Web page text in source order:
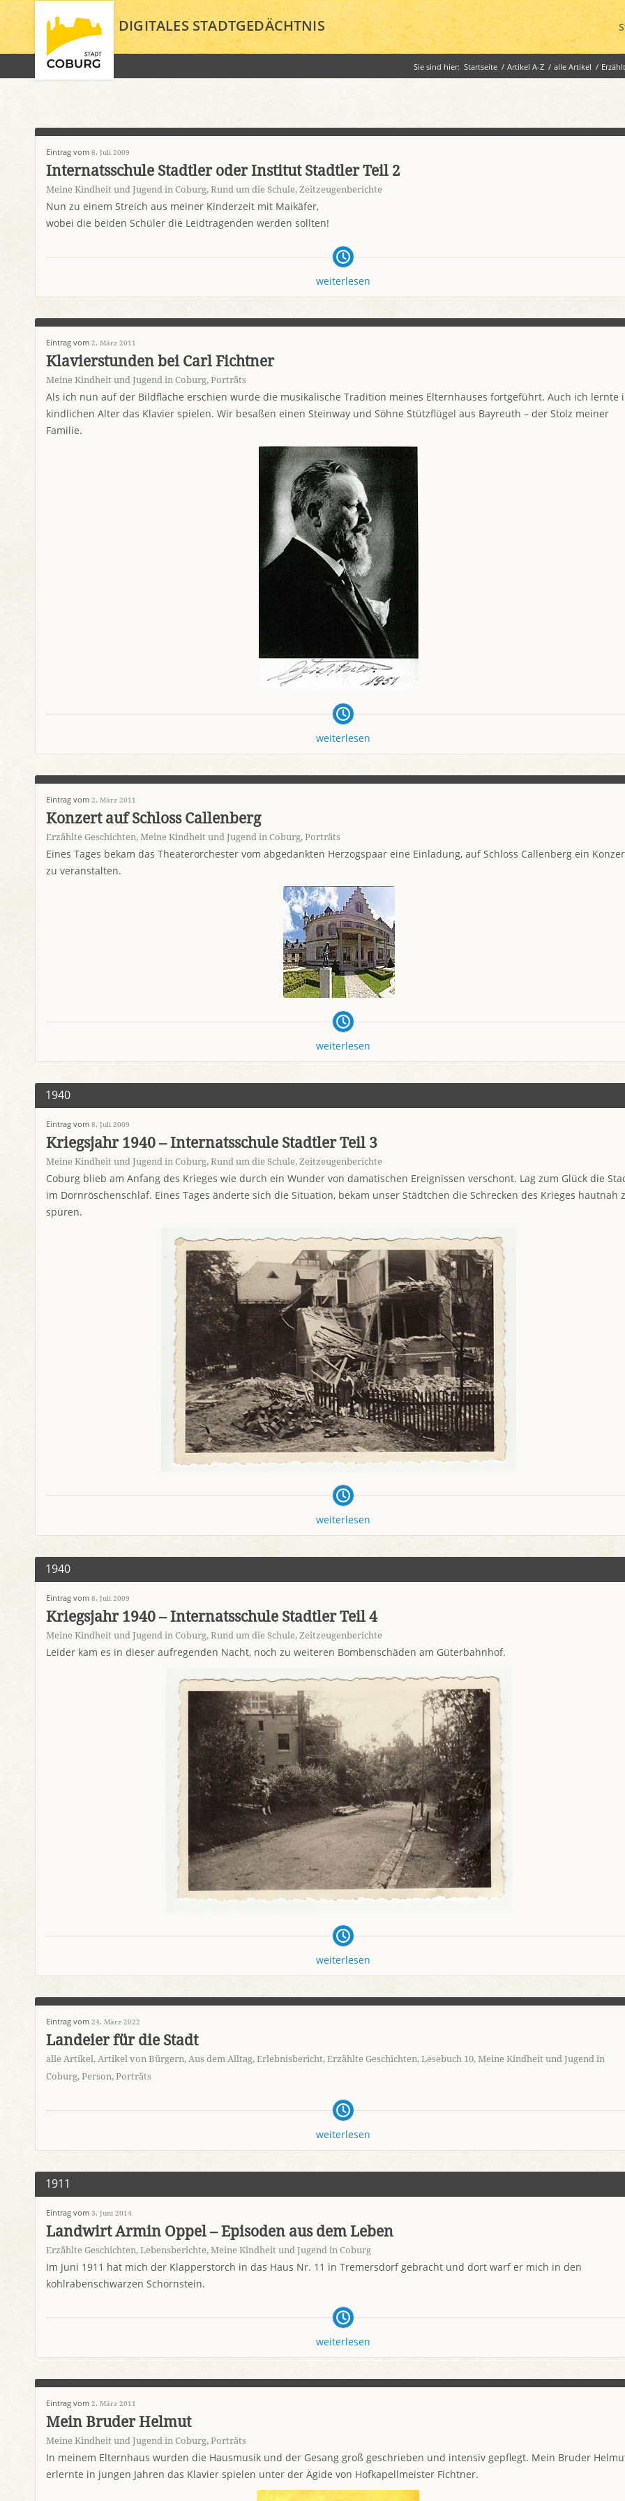
DIGITALES STADTGEDÄCHTNIS
Sie sind hier: Startseite / Artikel A-Z / alle Artikel /
Eintrag vom 8. Juli 2009
Internatsschule Stadtler oder Institut Stadtler Teil 2
Meine Kindheit und Jugend in Coburg, Rund um die Schule, Zeitzeugenberichte
Nun zu einem Streich aus meiner Kinderzeit mit Maikäfer,
wobei die beiden Schüler die Leidtragenden werden sollten!
weiterlesen
Eintrag vom 2. März 2011
Klavierstunden bei Carl Fichtner
Meine Kindheit und Jugend in Coburg, Porträts
Als ich nun auf der Bildfläche erschien wurde die musikalische Tradition meines Elternhauses fortgeführt. Auch ich lernte
kindlichen Alter das Klavier spielen. Wir besaßen einen Steinway und Söhne Stützflügel aus Bayreuth – der Stolz meiner
Familie.
weiterlesen
Eintrag vom 2. März 2011
Konzert auf Schloss Callenberg
Erzählte Geschichten, Meine Kindheit und Jugend in Coburg, Porträts
Eines Tages bekam das Theaterorchester vom abgedankten Herzogspaar eine Einladung, auf Schloss Callenberg ein
zu veranstalten.
weiterlesen
1940
Eintrag vom 8. Juli 2009
Kriegsjahr 1940 – Internatsschule Stadtler Teil 3
Meine Kindheit und Jugend in Coburg, Rund um die Schule, Zeitzeugenberichte
Coburg blieb am Anfang des Krieges wie durch ein Wunder von damatischen Ereignissen verschont. Lag zum Glück die
im Dornröschenschlaf. Eines Tages änderte sich die Situation, bekam unser Städtchen die Schrecken des Krieges hautnah
spüren.
weiterlesen
1940
Eintrag vom 8. Juli 2009
Kriegsjahr 1940 – Internatsschule Stadtler Teil 4
Meine Kindheit und Jugend in Coburg, Rund um die Schule, Zeitzeugenberichte
Leider kam es in dieser aufregenden Nacht, noch zu weiteren Bombenschäden am Güterbahnhof.
weiterlesen
Eintrag vom 24. März 2022
Landeier für die Stadt
alle Artikel, Artikel von Bürgern, Aus dem Alltag, Erlebnisbericht, Erzählte Geschichten, Lesebuch 10, Meine Kindheit und Jugend in
Coburg, Person, Porträts
weiterlesen
1911
Eintrag vom 3. Juni 2014
Landwirt Armin Oppel – Episoden aus dem Leben
Erzählte Geschichten, Lebensberichte, Meine Kindheit und Jugend in Coburg
Im Juni 1911 hat mich der Klapperstorch in das Haus Nr. 11 in Tremersdorf gebracht und dort warf er mich in den
kohlrabenschwarzen Schornstein.
weiterlesen
Eintrag vom 2. März 2011
Mein Bruder Helmut
Meine Kindheit und Jugend in Coburg, Porträts
In meinem Elternhaus wurden die Hausmusik und der Gesang groß geschrieben und intensiv gepflegt. Mein Bruder
erlernte in jungen Jahren das Klavier spielen unter der Ägide von Hofkapellmeister Fichtner.